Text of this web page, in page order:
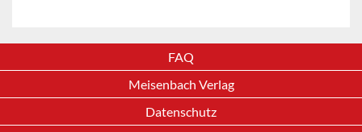
FAQ
Meisenbach Verlag
Datenschutz